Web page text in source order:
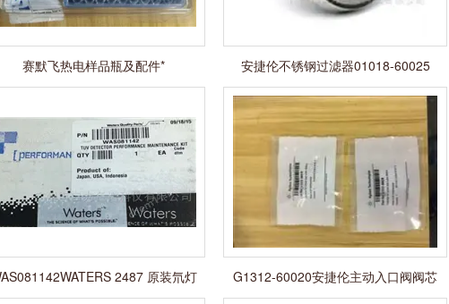
赛默飞热电样品瓶及配件* 安捷伦不锈钢过滤器01018-60025
2487 原装氘灯 G1312-60020安捷伦主动入口阀阀芯